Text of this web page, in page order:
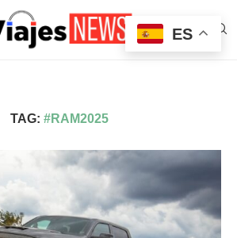
TAG: #RAM2025
ES